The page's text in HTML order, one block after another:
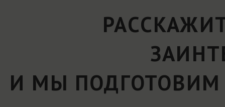
И МЫ ПОДГОТОВИМ